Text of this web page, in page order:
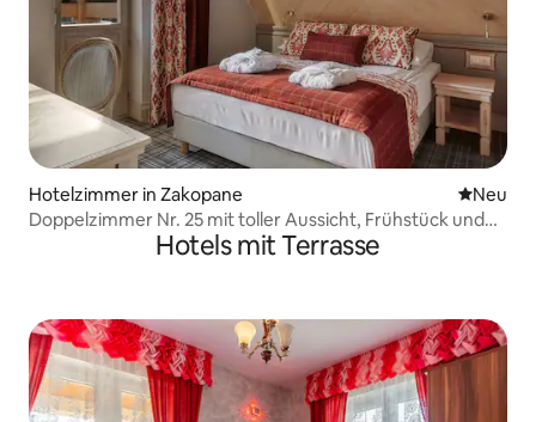
Hotelzimmer in Zakopane Neue
Neu
Doppelzimmer Nr. 25 mit toller Aussicht, Frühstück und
Hotels mit Terrasse